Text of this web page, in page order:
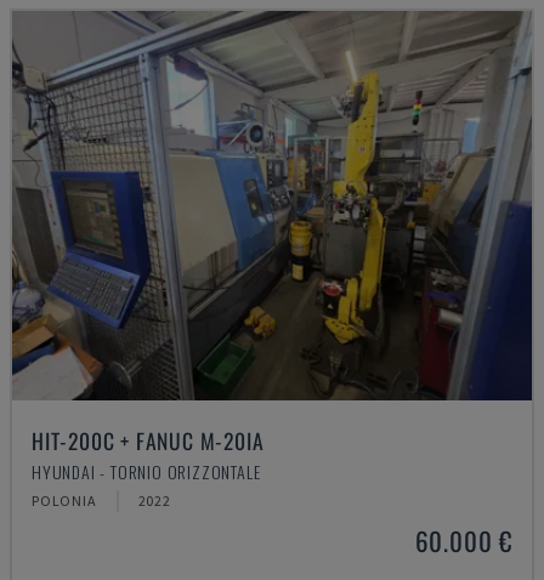
HIT-200C + FANUC M-20IA
HYUNDAI - TORNIO ORIZZONTALE
POLONIA 2022
60.000 €